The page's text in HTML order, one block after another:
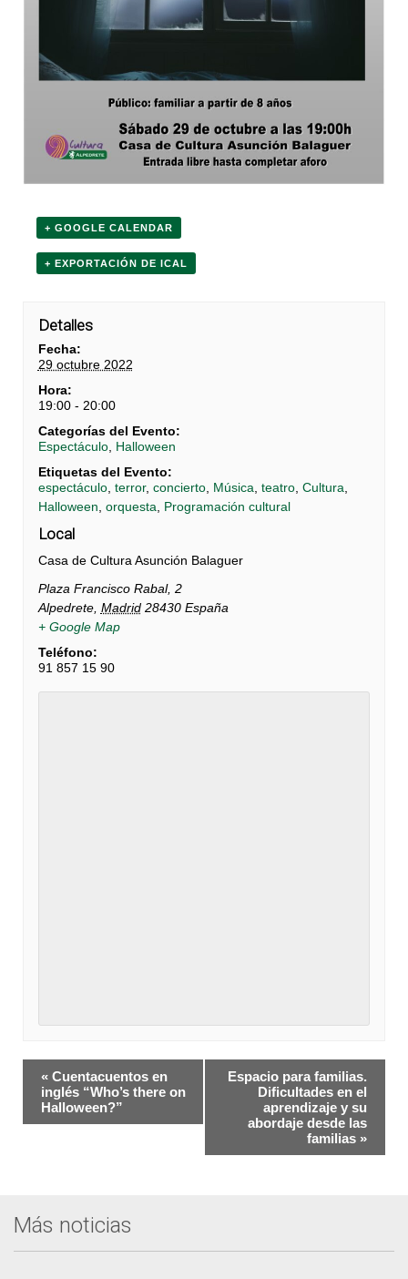
+ GOOGLE CALENDAR
+ EXPORTACIÓN DE ICAL
Detalles
Fecha:
29 octubre 2022
Hora:
19:00 - 20:00
Categorías del Evento:
Espectáculo, Halloween
Etiquetas del Evento:
espectáculo, terror, concierto, Música teatro, Cultura
Halloween orquesta Programación cultural
Local
Casa de Cultura Asunción Balaguer
Plaza Francisco Rabal, 2
Alpedrete, Madrid 28430 España
+ Google Map
Teléfono:
91 857 15 90
Navegación
del
Evento
« Cuentacuentos en
inglés “Who’s there on
Halloween?”
Espacio para familias.
Dificultades en el
aprendizaje y su
abordaje desde las
familias »
Más noticias